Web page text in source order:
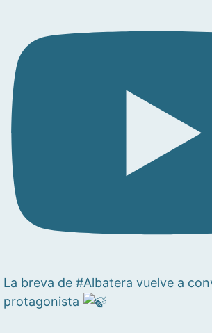
La breva de #Albatera vuelve a
protagonista